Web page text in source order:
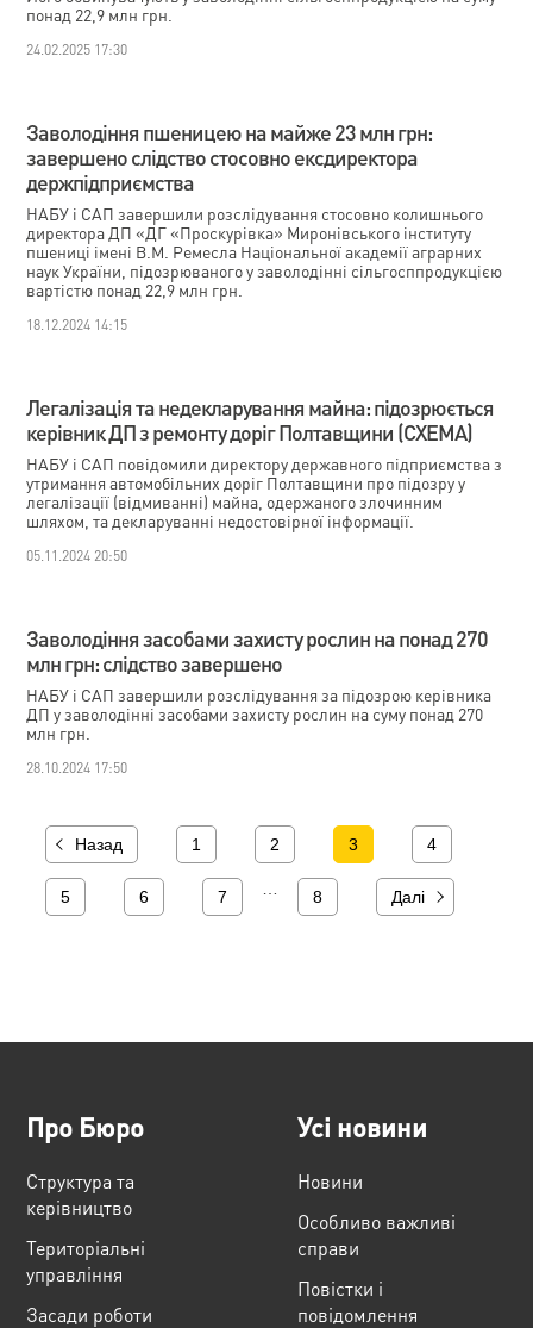
понад 22,9 млн грн.
24.02.2025 17:30
Заволодіння пшеницею на майже 23 млн грн:
завершено слідство стосовно ексдиректора
держпідприємства
НАБУ і САП завершили розслідування стосовно колишнього
директора ДП «ДГ «Проскурівка» Миронівського інституту
пшениці імені В.М. Ремесла Національної академії аграрних
наук України, підозрюваного у заволодінні сільгосппродукцією
вартістю понад 22,9 млн грн.
18.12.2024 14:15
Легалізація та недекларування майна: підозрюється
керівник ДП з ремонту доріг Полтавщини (СХЕМА)
НАБУ і САП повідомили директору державного підприємства з
утримання автомобільних доріг Полтавщини про підозру у
легалізації (відмиванні) майна, одержаного злочинним
шляхом, та декларуванні недостовірної інформації.
05.11.2024 20:50
Заволодіння засобами захисту рослин на понад 270
млн грн: слідство завершено
НАБУ і САП завершили розслідування за підозрою керівника
ДП у заволодінні засобами захисту рослин на суму понад 270
млн грн.
28.10.2024 17:50
Назад 1 2 3 4
5 6 7 8 Далі
Про Бюро
Структура та
керівництво
Територіальні
управління
Засади роботи
Усі новини
Новини
Особливо важливі
справи
Повістки і
повідомлення